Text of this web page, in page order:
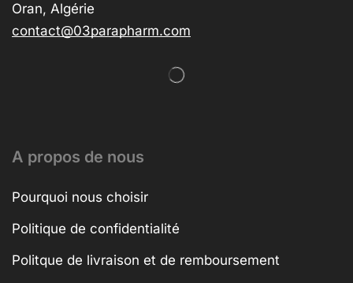
Oran, Algérie
contact@03parapharm.com
A propos de nous
Pourquoi nous choisir
Politique de confidentialité
Politque de livraison et de remboursement